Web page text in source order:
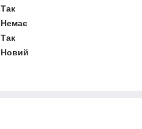
Так
Немає
Так
Новий